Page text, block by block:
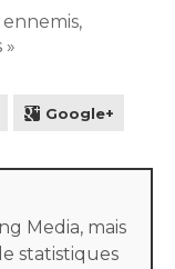
»
Google+
Media, mais
statistiques